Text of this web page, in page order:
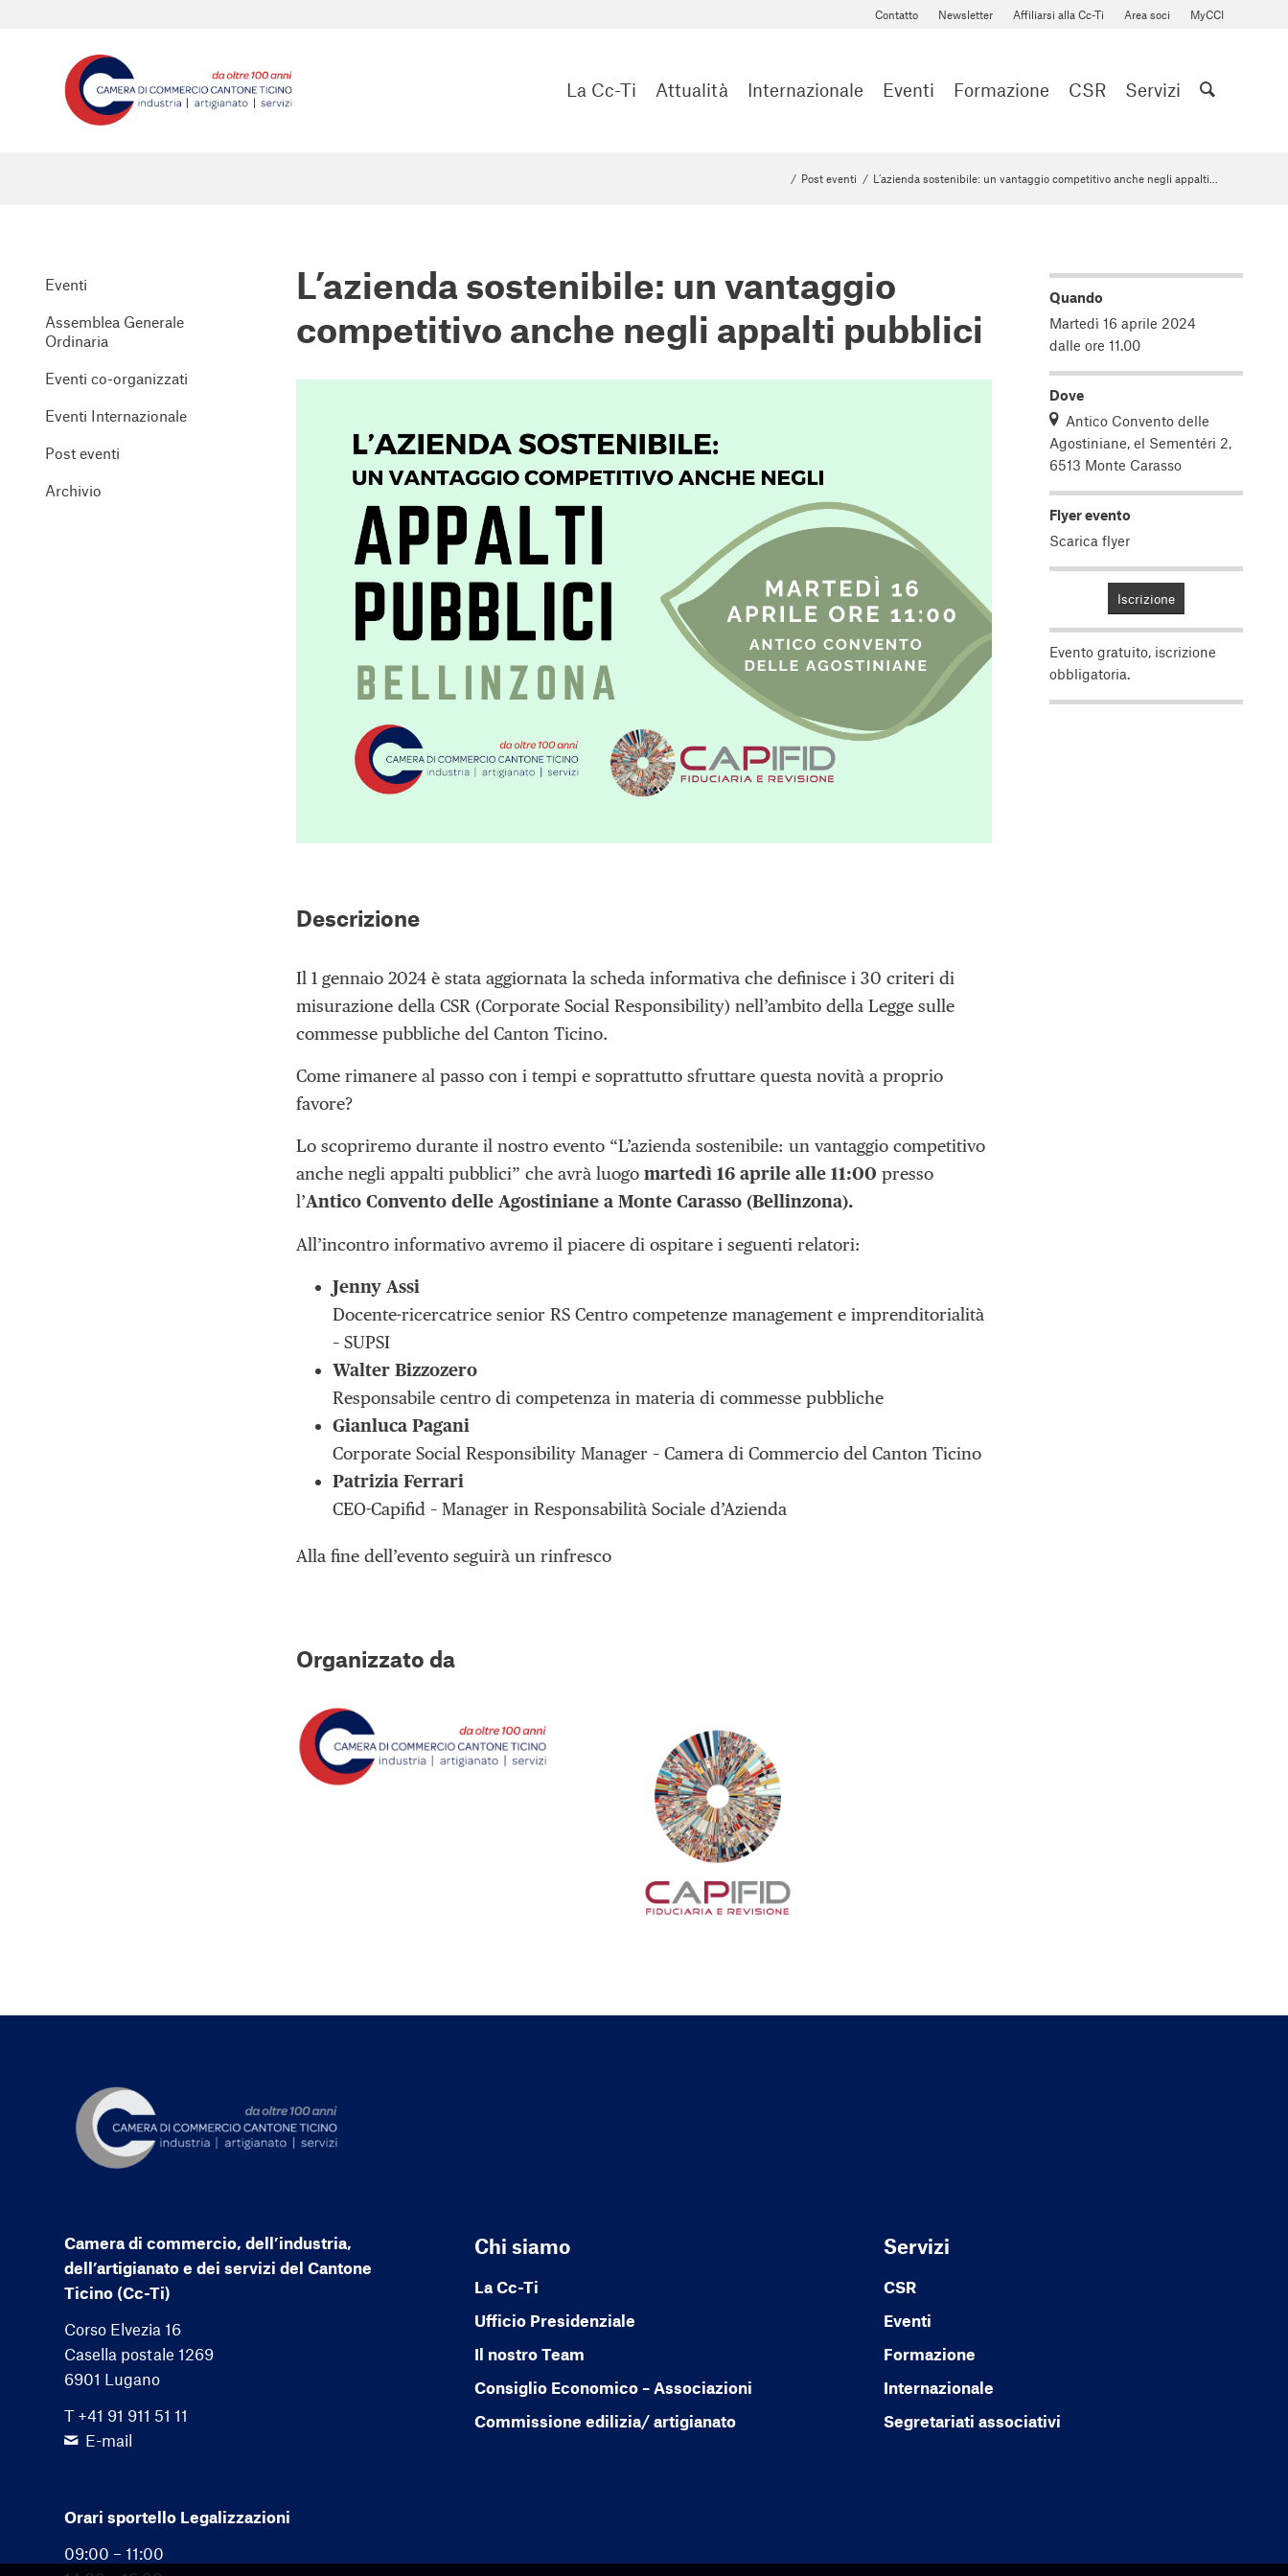
Contatto Newsletter Affiliarsi alla Cc-Ti Area soci MyCCI
La Cc-Ti Attualità Internazionale Eventi Formazione CSR Servizi
/ Post eventi / L’azienda sostenibile: un vantaggio competitivo anche negli appalti...
Eventi
Assemblea Generale
Ordinaria
Eventi co-organizzati
Eventi Internazionale
Post eventi
Archivio
L’azienda sostenibile: un vantaggio
competitivo anche negli appalti pubblici
Descrizione
Il 1 gennaio 2024 è stata aggiornata la scheda informativa che definisce i 30 criteri di
misurazione della CSR (Corporate Social Responsibility) nell’ambito della Legge sulle
commesse pubbliche del Canton Ticino.
Come rimanere al passo con i tempi e soprattutto sfruttare questa novità a proprio
favore?
Lo scopriremo durante il nostro evento “L’azienda sostenibile: un vantaggio competitivo
anche negli appalti pubblici” che avrà luogo martedì 16 aprile alle 11:00 presso
l’Antico Convento delle Agostiniane a Monte Carasso (Bellinzona).
All’incontro informativo avremo il piacere di ospitare i seguenti relatori:
Jenny Assi
Docente-ricercatrice senior RS Centro competenze management e imprenditorialità
– SUPSI
Walter Bizzozero
Responsabile centro di competenza in materia di commesse pubbliche
Gianluca Pagani
Corporate Social Responsibility Manager – Camera di Commercio del Canton Ticino
Patrizia Ferrari
CEO-Capifid – Manager in Responsabilità Sociale d’Azienda
Alla fine dell’evento seguirà un rinfresco
Quando
Martedì 16 aprile 2024
dalle ore 11.00
Dove
Antico Convento delle
Agostiniane, el Sementéri 2,
6513 Monte Carasso
Flyer evento
Scarica flyer
Iscrizione
Evento gratuito, iscrizione
obbligatoria.
Organizzato da
Camera di commercio, dell’industria,
dell’artigianato e dei servizi del Cantone
Ticino (Cc-Ti)
Corso Elvezia 16
Casella postale 1269
6901 Lugano
T +41 91 911 51 11
E-mail
Chi siamo
La Cc-Ti
Ufficio Presidenziale
Il nostro Team
Consiglio Economico – Associazioni
Commissione edilizia/ artigianato
Servizi
CSR
Eventi
Formazione
Internazionale
Segretariati associativi
Orari sportello Legalizzazioni
09:00 – 11:00